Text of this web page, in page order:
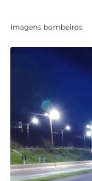
Imagens bombeiros